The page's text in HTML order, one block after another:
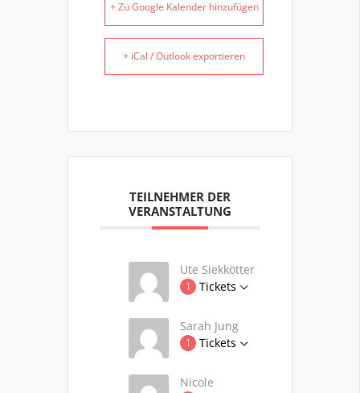
+ Zu Google Kalender hinzufügen
+ iCal / Outlook exportieren
TEILNEHMER DER
VERANSTALTUNG
Ute Siekkötter
1 Tickets
Sarah Jung
1 Tickets
Nicole